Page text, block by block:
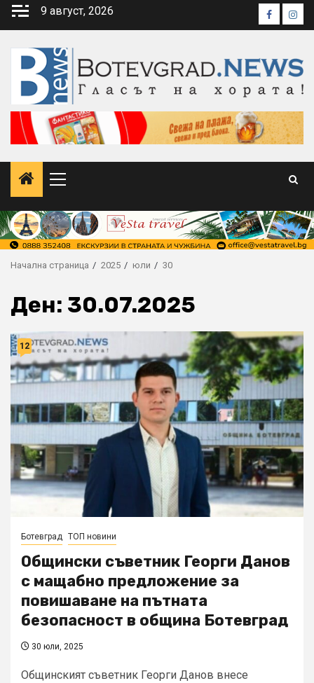
Skip
9 август, 2026 Facebook
Primary
Начална страница 2025 юли 30
Ден: 30.07.2025
12
Ботевград ТОП новини
Общински съветник Георги Данов
с мащабно предложение за
повишаване на пътната
безопасност в община Ботевград
30 юли, 2025
Общинският съветник Георги Данов внесе